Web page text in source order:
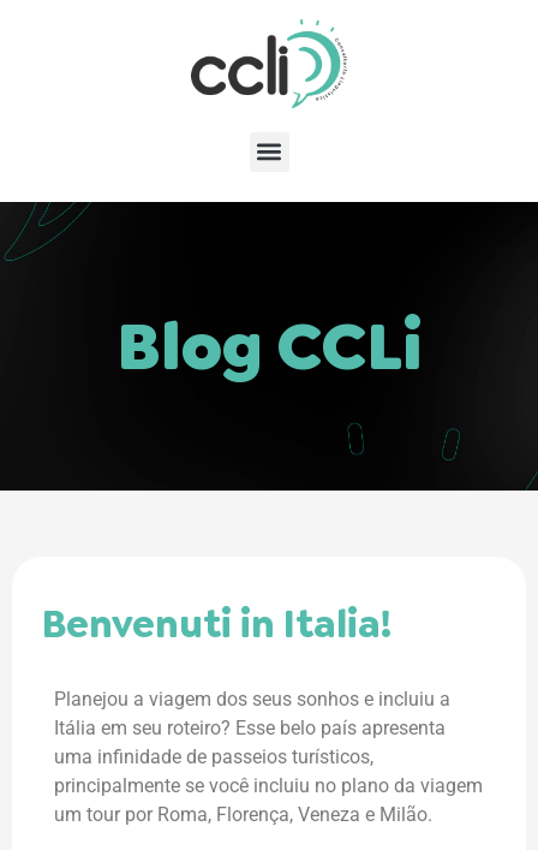
Blog CCLi
Benvenuti in Italia!
Planejou a viagem dos seus sonhos e incluiu a
Itália em seu roteiro? Esse belo país apresenta
uma infinidade de passeios turísticos,
principalmente se você incluiu no plano da viagem
um tour por Roma, Florença, Veneza e Milão.